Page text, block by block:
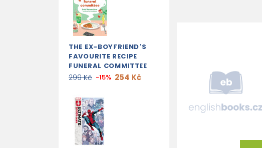
THE EX-BOYFRIEND'S
FAVOURITE RECIPE
FUNERAL COMMITTEE
299 Kč -15% 254 Kč